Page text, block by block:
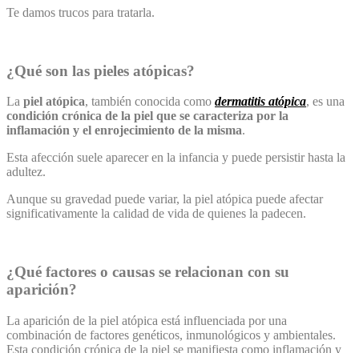
Te damos trucos para tratarla.
¿Qué son las pieles atópicas?
La piel atópica, también conocida como dermatitis atópica, es una
condición crónica de la piel que se caracteriza por la
inflamación y el enrojecimiento de la misma.
Esta afección suele aparecer en la infancia y puede persistir hasta la
adultez.
Aunque su gravedad puede variar, la piel atópica puede afectar
significativamente la calidad de vida de quienes la padecen.
¿Qué factores o causas se relacionan con su
aparición?
La aparición de la piel atópica está influenciada por una
combinación de factores genéticos, inmunológicos y ambientales.
Esta condición crónica de la piel se manifiesta como inflamación y